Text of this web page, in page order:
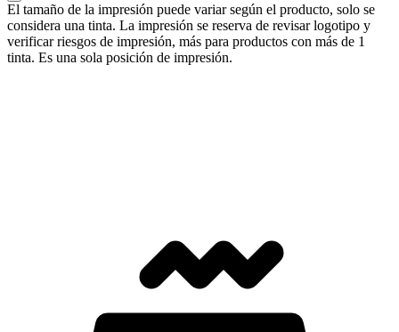
El tamaño de la impresión puede variar según el producto, solo se
considera una tinta. La impresión se reserva de revisar logotipo y
verificar riesgos de impresión, más para productos con más de 1
tinta. Es una sola posición de impresión.